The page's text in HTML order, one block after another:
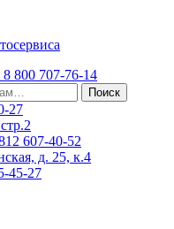
8 800 707-76-14
27
607-40-52
д. 25, к.4
45-27